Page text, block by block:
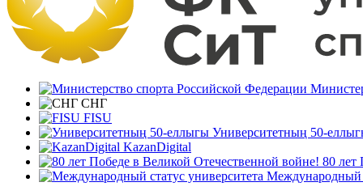
СНГ
FISU
Университетның 50-
KazanDigital
80 лет
Международный